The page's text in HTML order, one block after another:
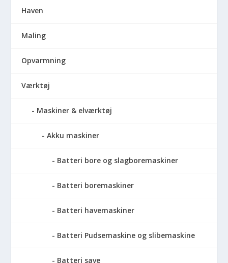
Haven
Maling
Opvarmning
Værktøj
Maskiner & elværktøj
Akku maskiner
Batteri bore og slagboremaskiner
Batteri boremaskiner
Batteri havemaskiner
Batteri Pudsemaskine og slibemaskine
Batteri save